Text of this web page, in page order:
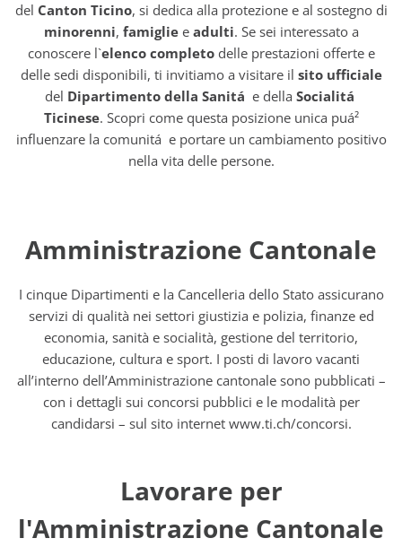
del Canton Ticino, si dedica alla protezione e al sostegno di
minorenni, famigliee adulti. Se sei interessato a
conoscere l`elenco completodelle prestazioni offerte e
delle sedi disponibili, ti invitiamo a visitare il sito ufficiale
del Dipartimento della Sanitá e della Socialitá
Ticinese. Scopri come questa posizione unica puá²
influenzare la comunitá e portare un cambiamento positivo
nella vita delle persone.
Amministrazione Cantonale
I cinque Dipartimenti e la Cancelleria dello Stato assicurano
servizi di qualità nei settori giustizia e polizia, finanze ed
economia, sanità e socialità, gestione del territorio,
educazione, cultura e sport. I posti di lavoro vacanti
all’interno dell’Amministrazione cantonale sono pubblicati –
con i dettagli sui concorsi pubblici e le modalità per
candidarsi – sul sito internet www.ti.ch/concorsi.
Lavorare per
l'Amministrazione Cantonale